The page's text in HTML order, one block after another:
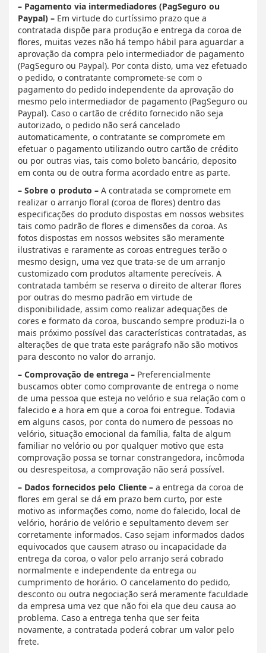
– Pagamento via intermediadores (PagSeguro ou
Paypal) – Em virtude do curtíssimo prazo que a
contratada dispõe para produção e entrega da coroa de
flores, muitas vezes não há tempo hábil para aguardar a
aprovação da compra pelo intermediador de pagamento
(PagSeguro ou Paypal). Por conta disto, uma vez efetuado
o pedido, o contratante compromete-se com o
pagamento do pedido independente da aprovação do
mesmo pelo intermediador de pagamento (PagSeguro ou
Paypal). Caso o cartão de crédito fornecido não seja
autorizado, o pedido não será cancelado
automaticamente, o contratante se compromete em
efetuar o pagamento utilizando outro cartão de crédito
ou por outras vias, tais como boleto bancário, deposito
em conta ou de outra forma acordado entre as parte.
– Sobre o produto – A contratada se compromete em
realizar o arranjo floral (coroa de flores) dentro das
especificações do produto dispostas em nossos websites
tais como padrão de flores e dimensões da coroa. As
fotos dispostas em nossos websites são meramente
ilustrativas e raramente as coroas entregues terão o
mesmo design, uma vez que trata-se de um arranjo
customizado com produtos altamente perecíveis. A
contratada também se reserva o direito de alterar flores
por outras do mesmo padrão em virtude de
disponibilidade, assim como realizar adequações de
cores e formato da coroa, buscando sempre produzi-la o
mais próximo possível das características contratadas, as
alterações de que trata este parágrafo não são motivos
para desconto no valor do arranjo.
– Comprovação de entrega – Preferencialmente
buscamos obter como comprovante de entrega o nome
de uma pessoa que esteja no velório e sua relação com o
falecido e a hora em que a coroa foi entregue. Todavia
em alguns casos, por conta do numero de pessoas no
velório, situação emocional da família, falta de algum
familiar no velório ou por qualquer motivo que esta
comprovação possa se tornar constrangedora, incômoda
ou desrespeitosa, a comprovação não será possível.
– Dados fornecidos pelo Cliente – a entrega da coroa de
flores em geral se dá em prazo bem curto, por este
motivo as informações como, nome do falecido, local de
velório, horário de velório e sepultamento devem ser
corretamente informados. Caso sejam informados dados
equivocados que causem atraso ou incapacidade da
entrega da coroa, o valor pelo arranjo será cobrado
normalmente e independente da entrega ou
cumprimento de horário. O cancelamento do pedido,
desconto ou outra negociação será meramente faculdade
da empresa uma vez que não foi ela que deu causa ao
problema. Caso a entrega tenha que ser feita
novamente, a contratada poderá cobrar um valor pelo
frete.